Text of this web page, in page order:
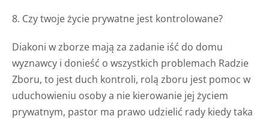
8. Czy twoje życie prywatne jest kontrolowane?
Diakoni w zborze mają za zadanie iść do domu
wyznawcy i donieść o wszystkich problemach Radzie
Zboru, to jest duch kontroli, rolą zboru jest pomoc w
uduchowieniu osoby a nie kierowanie jej życiem
prywatnym, pastor ma prawo udzielić rady kiedy taka